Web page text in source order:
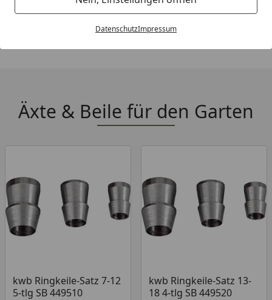
DatenschutzImpressum
Äxte & Beile für den Garten
kwb Ringkeile-Satz 7-12
5-tlg SB 449510
Produkt am Lager
kwb Ringkeile-Satz 13-
18 4-tlg SB 449520
Produkt am Lager